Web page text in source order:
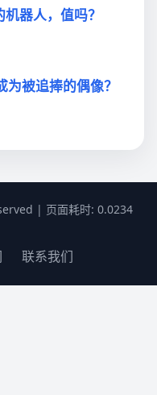
器人，值吗？
被追捧的偶像？
| 页面耗时: 0.0234
联系我们